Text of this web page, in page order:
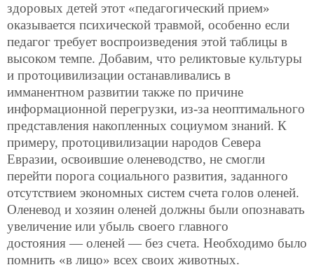
здоровых детей этот «педагогический прием»
оказывается психической травмой, особенно если
педагог требует воспроизведения этой таблицы в
высоком темпе. Добавим, что реликтовые культуры
и протоцивилизации останавливались в
имманентном развитии также по причине
информационной перегрузки, из-за неоптимального
представления накопленных социумом знаний. К
примеру, протоцивилизации народов Севера
Евразии, освоившие оленеводство, не смогли
перейти порога социального развития, заданного
отсутствием экономных систем счета голов оленей.
Оленевод и хозяин оленей должны были опознавать
увеличение или убыль своего главного
достояния — оленей — без счета. Необходимо было
помнить «в лицо» всех своих животных.